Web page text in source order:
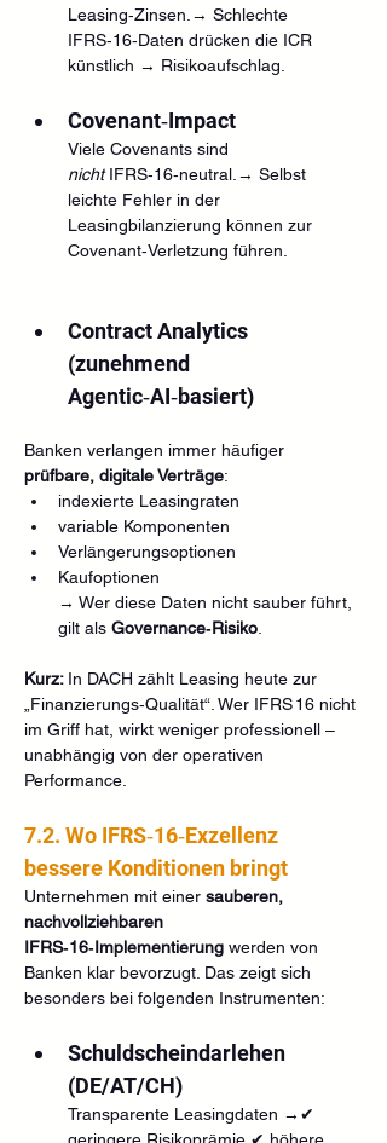
Leasing‑Zinsen.→ Schlechte
IFRS‑16‑Daten drücken die ICR
künstlich → Risikoaufschlag.
Covenant‑Impact
Viele Covenants sind
nicht IFRS‑16‑neutral.→ Selbst
leichte Fehler in der
Leasingbilanzierung können zur
Covenant‑Verletzung führen.
Contract Analytics
(zunehmend
Agentic‑AI‑basiert)
Banken verlangen immer häufiger
prüfbare, digitale Verträge:
indexierte Leasingraten
variable Komponenten
Verlängerungsoptionen
Kaufoptionen
→ Wer diese Daten nicht sauber führt,
gilt als Governance‑Risiko
Kurz: In DACH zählt Leasing heute zur
„Finanzierungs‑Qualität“. Wer IFRS 16 nicht
im Griff hat, wirkt weniger professionell –
unabhängig von der operativen
Performance.
7.2. Wo IFRS‑16‑Exzellenz
bessere Konditionen bringt
Unternehmen mit einer sauberen,
nachvollziehbaren
IFRS‑16‑Implementierung werden von
Banken klar bevorzugt. Das zeigt sich
besonders bei folgenden Instrumenten:
Schuldscheindarlehen
(DE/AT/CH)
Transparente Leasingdaten →✔
geringere Risikoprämie ✔ höhere